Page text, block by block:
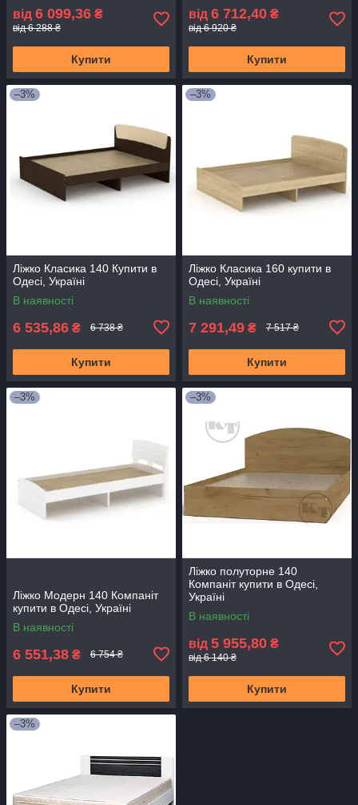
від 6 099,36 ₴
від 6 288 ₴
Купити
від 6 712,40 ₴
від 6 920 ₴
Купити
–3%
Ліжко Класика 140 Купити в
Одесі, Україні
В наявності
6 535,86 ₴ 6 738 ₴
Купити
–3%
Ліжко Класика 160 купити в
Одесі, Україні
В наявності
7 291,49 ₴ 7 517 ₴
Купити
–3%
Ліжко Модерн 140 Компаніт
купити в Одесі, Україні
В наявності
6 551,38 ₴ 6 754 ₴
Купити
–3%
Ліжко полуторне 140
Компаніт купити в Одесі,
Україні
В наявності
від 5 955,80 ₴
від 6 140 ₴
Купити
–3%